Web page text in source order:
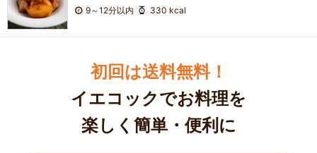
9～12分以内 330 kcal
初回は送料無料！
イエコックでお料理を
楽しく簡単・便利に